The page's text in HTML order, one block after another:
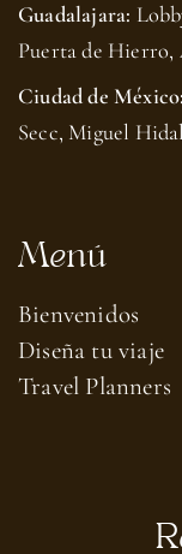
Guadalajara:
Puerta de Hierro,
Ciudad de México:
Secc, Miguel
Menú
Bienvenidos
Diseña tu viaje
Travel Planners